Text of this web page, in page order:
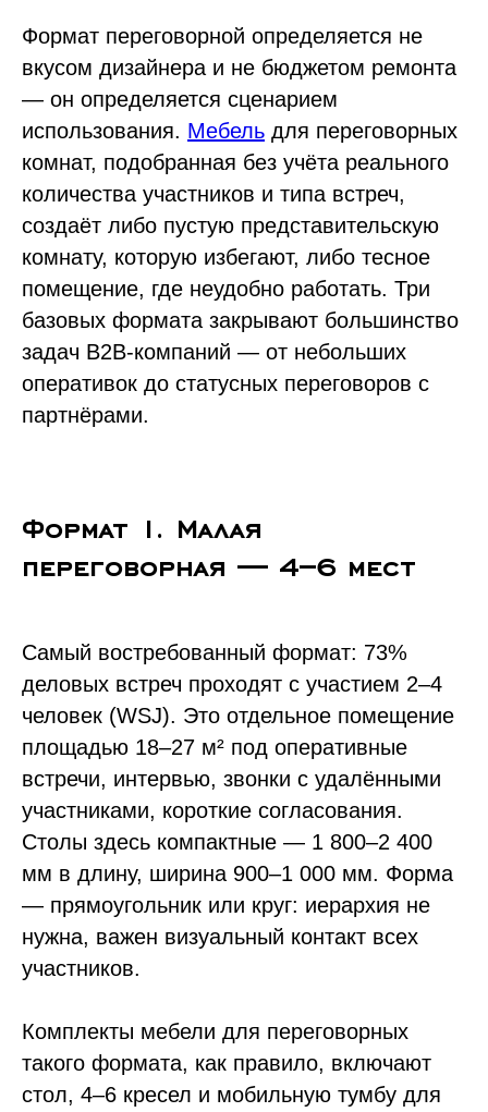
Формат переговорной определяется не
вкусом дизайнера и не бюджетом ремонта
— он определяется сценарием
использования. Мебель для переговорных
комнат, подобранная без учёта реального
количества участников и типа встреч,
создаёт либо пустую представительскую
комнату, которую избегают, либо тесное
помещение, где неудобно работать. Три
базовых формата закрывают большинство
задач B2B-компаний — от небольших
оперативок до статусных переговоров с
партнёрами.
Формат 1. Малая
переговорная — 4–6 мест
Самый востребованный формат: 73%
деловых встреч проходят с участием 2–4
человек (WSJ). Это отдельное помещение
площадью 18–27 м² под оперативные
встречи, интервью, звонки с удалёнными
участниками, короткие согласования.
Столы здесь компактные — 1 800–2 400
мм в длину, ширина 900–1 000 мм. Форма
— прямоугольник или круг: иерархия не
нужна, важен визуальный контакт всех
участников.
Комплекты мебели для переговорных
такого формата, как правило, включают
стол, 4–6 кресел и мобильную тумбу для